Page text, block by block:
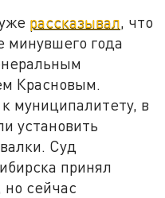
рассказывал, что
минувшего года
Красновым.
муниципалитету, в
установить
Суд
принял
сейчас